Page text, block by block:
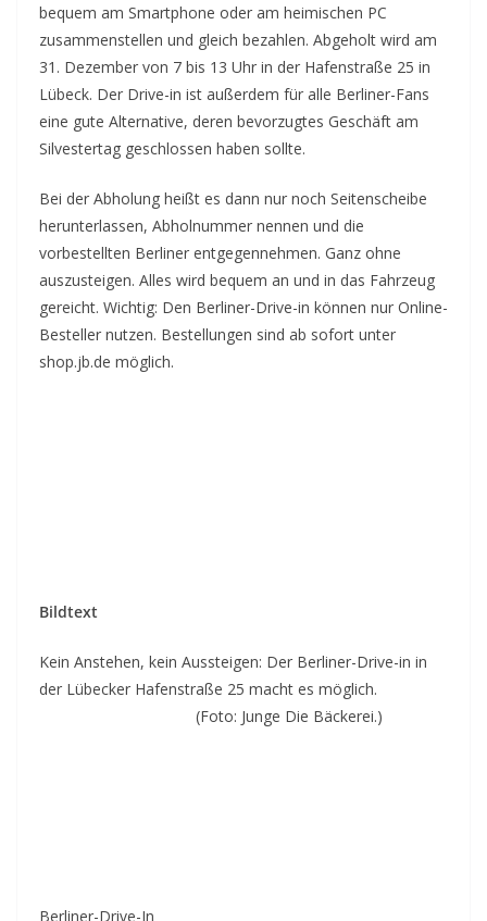
bequem am Smartphone oder am heimischen PC
zusammenstellen und gleich bezahlen. Abgeholt wird am
31. Dezember von 7 bis 13 Uhr in der Hafenstraße 25 in
Lübeck. Der Drive-in ist außerdem für alle Berliner-Fans
eine gute Alternative, deren bevorzugtes Geschäft am
Silvestertag geschlossen haben sollte.
Bei der Abholung heißt es dann nur noch Seitenscheibe
herunterlassen, Abholnummer nennen und die
vorbestellten Berliner entgegennehmen. Ganz ohne
auszusteigen. Alles wird bequem an und in das Fahrzeug
gereicht. Wichtig: Den Berliner-Drive-in können nur Online-
Besteller nutzen. Bestellungen sind ab sofort unter
shop.jb.de möglich.
Bildtext
Kein Anstehen, kein Aussteigen: Der Berliner-Drive-in in
der Lübecker Hafenstraße 25 macht es möglich.
(Foto: Junge Die Bäckerei.)
Berliner-Drive-In